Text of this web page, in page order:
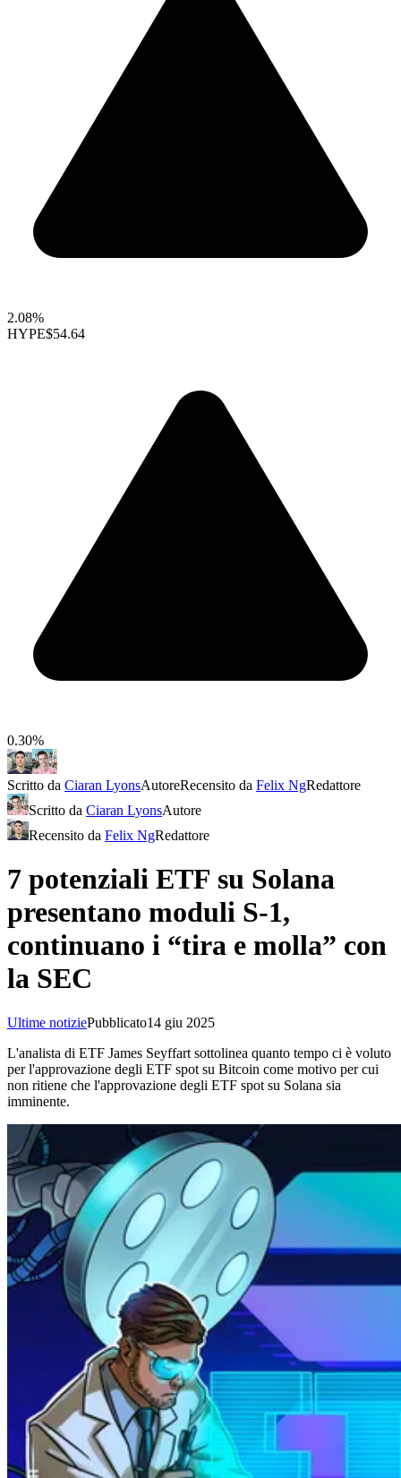
2.08%
HYPE$54.64
0.30%
Scritto da Ciaran LyonsAutoreRecensito da Felix NgRedattore
Scritto da Ciaran LyonsAutore
Recensito da Felix NgRedattore
7 potenziali ETF su Solana
presentano moduli S-1,
continuano i “tira e molla” con
la SEC
Ultime notiziePubblicato14 giu 2025
L'analista di ETF James Seyffart sottolinea quanto tempo ci è voluto
per l'approvazione degli ETF spot su Bitcoin come motivo per cui
non ritiene che l'approvazione degli ETF spot su Solana sia
imminente.